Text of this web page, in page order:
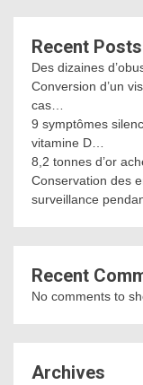
Recent Posts
Des dizaines
Conversion d’un
cas…
9 symptômes
vitamine D…
8,2 tonnes d’or
Conservation des
surveillance
Recent
No comments to
Archives